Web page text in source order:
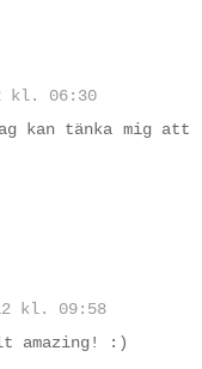
kl. 06:30
kan tänka mig att
kl. 09:58
amazing! :)